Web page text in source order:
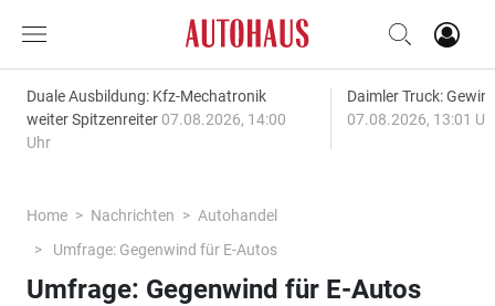
Duale Ausbildung: Kfz-Mechatronik
weiter Spitzenreiter 07.08.2026, 14:00
Uhr
Daimler Truck:
07.08.2026, 13:01
Home Nachrichten
Autohandel
Umfrage: Gegenwind für E-Autos
Umfrage: Gegenwind für E-Autos